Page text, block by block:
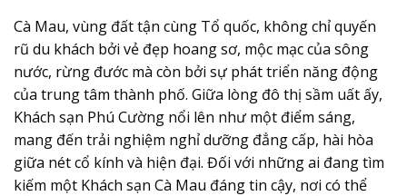
Cà Mau, vùng đất tận cùng Tổ quốc, không chỉ quyến
rũ du khách bởi vẻ đẹp hoang sơ, mộc mạc của sông
nước, rừng đước mà còn bởi sự phát triển năng động
của trung tâm thành phố. Giữa lòng đô thị sầm uất ấy,
Khách sạn Phú Cường nổi lên như một điểm sáng,
mang đến trải nghiệm nghỉ dưỡng đẳng cấp, hài hòa
giữa nét cổ kính và hiện đại. Đối với những ai đang tìm
kiếm một Khách sạn Cà Mau đáng tin cậy, nơi có thể